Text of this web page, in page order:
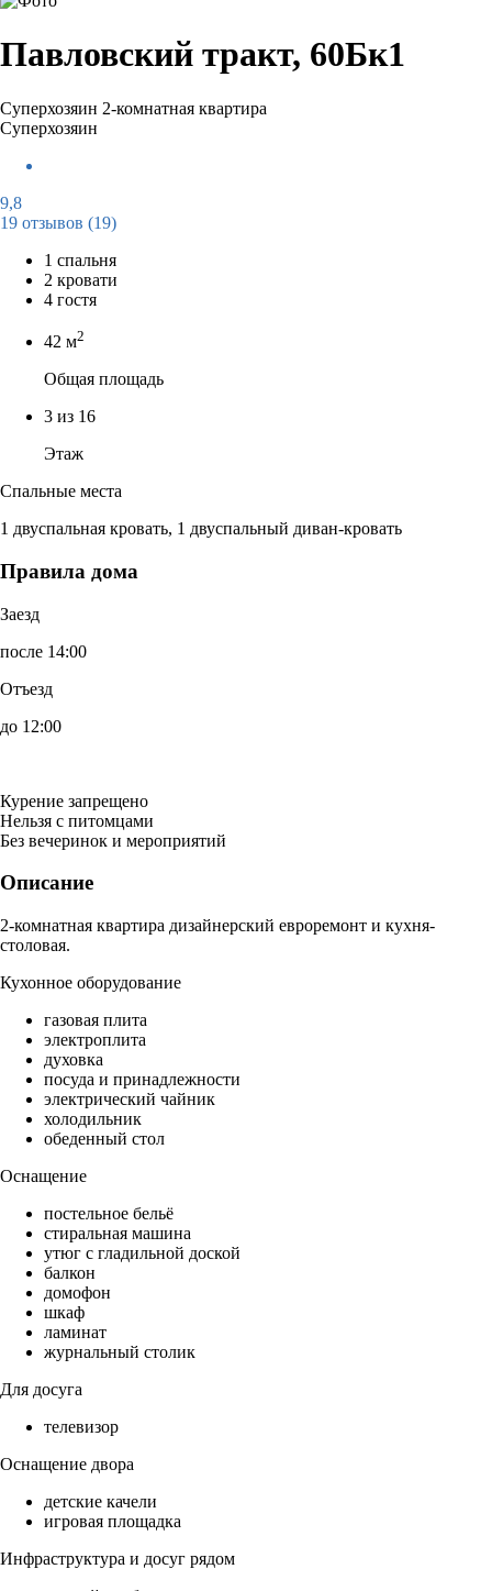
Павловский тракт, 60Бк1
Суперхозяин 2-комнатная квартира
Суперхозяин
9,8
19 отзывов (19)
1 спальня
2 кровати
4 гостя
42 м2
Общая площадь
3 из 16
Этаж
Спальные места
1 двуспальная кровать, 1 двуспальный диван-кровать
Правила дома
Заезд
после 14:00
Отъезд
до 12:00
Курение запрещено
Нельзя с питомцами
Без вечеринок и мероприятий
Описание
2-комнатная квартира дизайнерский евроремонт и кухня-
столовая.
Кухонное оборудование
газовая плита
электроплита
духовка
посуда и принадлежности
электрический чайник
холодильник
обеденный стол
Оснащение
постельное бельё
стиральная машина
утюг с гладильной доской
балкон
домофон
шкаф
ламинат
журнальный столик
Для досуга
телевизор
Оснащение двора
детские качели
игровая площадка
Инфраструктура и досуг рядом